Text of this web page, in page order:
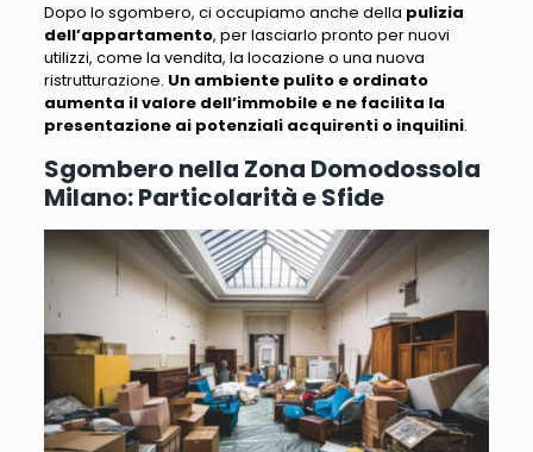
Dopo lo sgombero, ci occupiamo anche della pulizia
dell’appartamento, per lasciarlo pronto per nuovi
utilizzi, come la vendita, la locazione o una nuova
ristrutturazione. Un ambiente pulito e ordinato
aumenta il valore dell’immobile e ne facilita la
presentazione ai potenziali acquirenti o inquilini.
Sgombero nella Zona Domodossola
Milano: Particolarità e Sfide